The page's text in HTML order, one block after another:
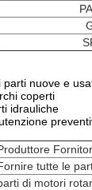
nuove e
coperti
idrauliche
tutte le
di motori